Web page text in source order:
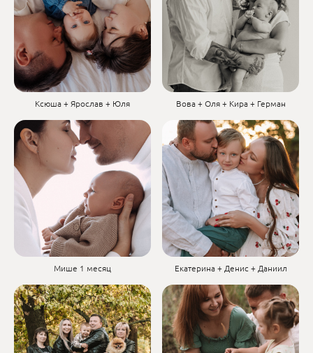
Ксюша + Ярослав + Юля Вова + Оля + Кира + Герман
Мише 1 месяц Екатерина + Денис + Даниил